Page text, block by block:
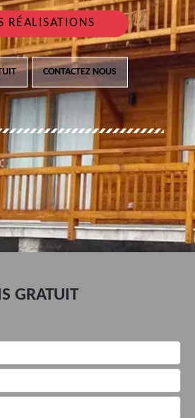
RÉALISATIONS
CONTACTEZ NOUS
GRATUIT